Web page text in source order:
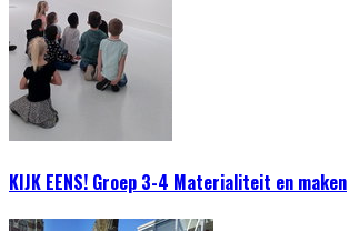
KIJK EENS! Groep 3-4 Materialiteit en maken